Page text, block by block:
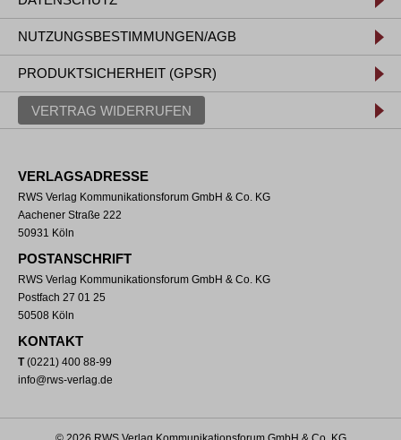
NUTZUNGSBESTIMMUNGEN/AGB
PRODUKTSICHERHEIT (GPSR)
VERTRAG WIDERRUFEN
VERLAGSADRESSE
RWS Verlag Kommunikationsforum GmbH & Co. KG
Aachener Straße 222
50931 Köln
POSTANSCHRIFT
RWS Verlag Kommunikationsforum GmbH & Co. KG
Postfach 27 01 25
50508 Köln
KONTAKT
T(0221) 400 88-99
info@rws-verlag.de